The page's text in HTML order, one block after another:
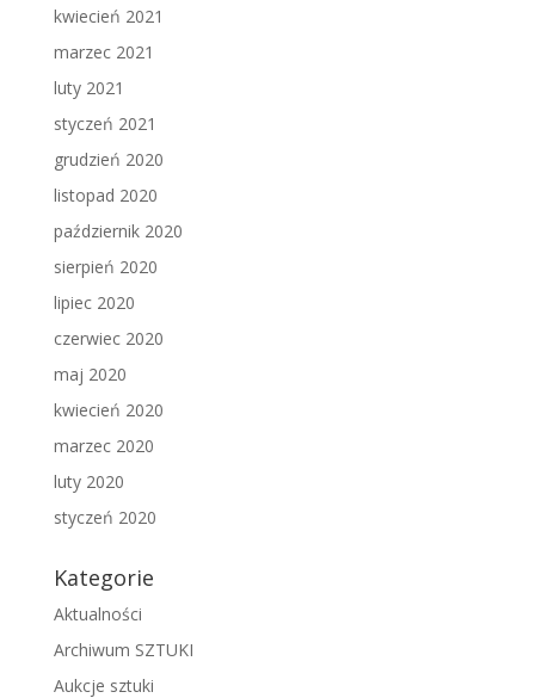
kwiecień 2021
marzec 2021
luty 2021
styczeń 2021
grudzień 2020
listopad 2020
październik 2020
sierpień 2020
lipiec 2020
czerwiec 2020
maj 2020
kwiecień 2020
marzec 2020
luty 2020
styczeń 2020
Kategorie
Aktualności
Archiwum SZTUKI
Aukcje sztuki